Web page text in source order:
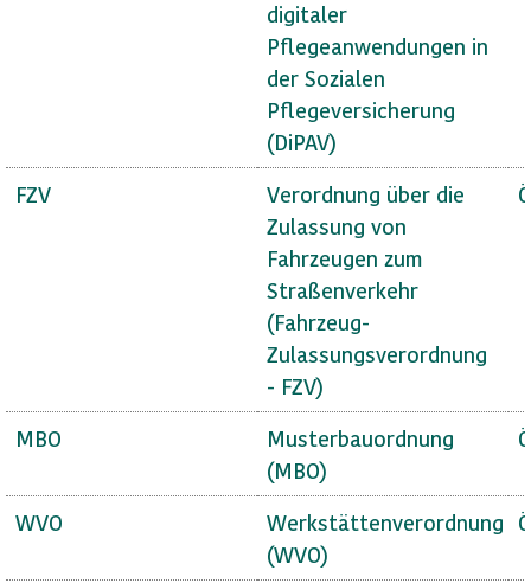
digitaler
Pflegeanwendungen in
der Sozialen
Pflegeversicherung
(DiPAV)
FZV
Verordnung über die
Zulassung von
Fahrzeugen zum
Straßenverkehr
(Fahrzeug-
Zulassungsverordnung
- FZV)
MBO
Musterbauordnung
(MBO)
WVO
Werkstättenverordnung
(WVO)